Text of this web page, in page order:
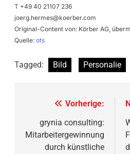
T +49 40 21107 236
joerg.hermes@koerber.com
Original-Content von: Körber AG,
Quelle: ots
Tagged: Bild Personalie
Vorherige:
grynia consulting:
Mitarbeitergewinnung
durch künstliche